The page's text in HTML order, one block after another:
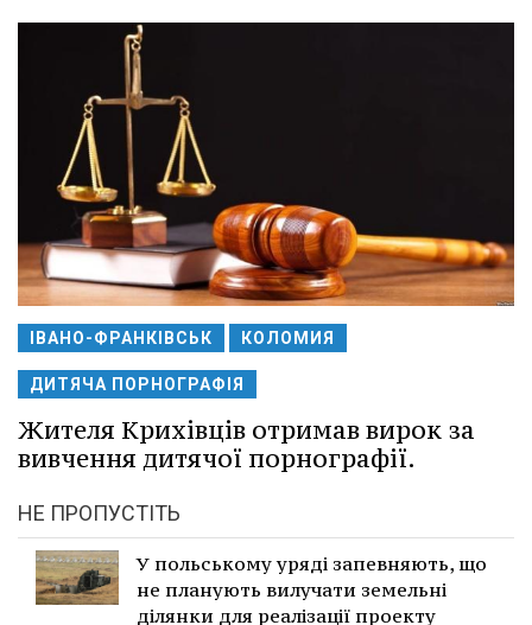
ІВАНО-ФРАНКІВСЬК КОЛОМИЯ
ДИТЯЧА ПОРНОГРАФІЯ
Жителя Крихівців отримав вирок за
вивчення дитячої порнографії.
НЕ ПРОПУСТІТЬ
У польському уряді запевняють, що
не планують вилучати земельні
ділянки для реалізації проекту